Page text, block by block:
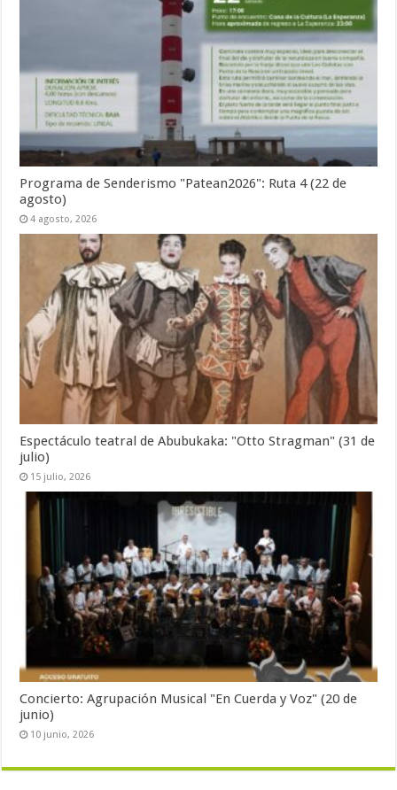
Programa de Senderismo "Patean2026": Ruta 4 (22 de
agosto)
4 agosto, 2026
Espectáculo teatral de Abubukaka: "Otto Stragman" (31 de
julio)
15 julio, 2026
Concierto: Agrupación Musical "En Cuerda y Voz" (20 de
junio)
10 junio, 2026